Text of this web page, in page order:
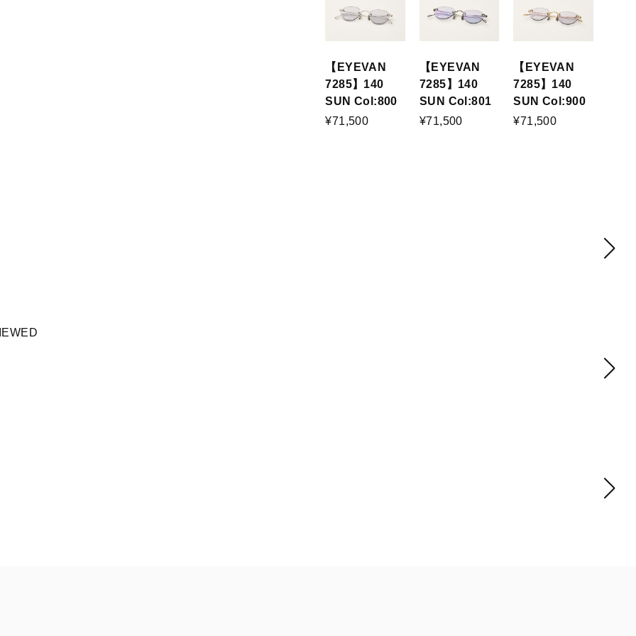
【EYEVAN
7285】140
SUN Col:800
¥71,500
【EYEVAN
7285】140
SUN Col:801
¥71,500
【EYEVAN
7285】140
SUN Col:900
¥71,500